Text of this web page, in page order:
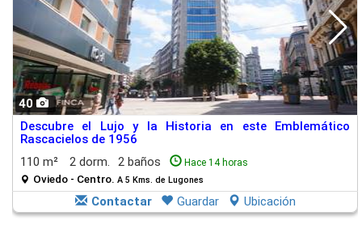
40
Descubre el Lujo y la Historia en este Emblemático
Rascacielos de 1956
110 m²
2 dorm. 2 baños Hace 14 horas
Oviedo - Centro. A 5 Kms. de Lugones
Contactar Guardar Ubicación